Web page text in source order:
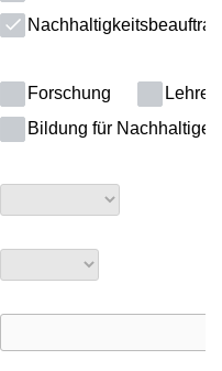
Forschung
Lehre
Bildung für Nachhaltige